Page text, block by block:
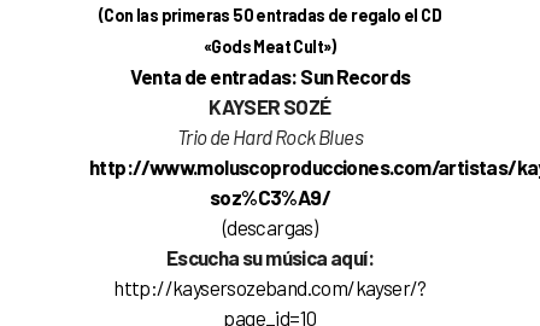
(Con las primeras 50 entradas de regalo el CD
«Gods Meat Cult»)
Venta de entradas: Sun Records
KAYSER SOZÉ
Trio de Hard Rock Blues
http://www.moluscoproducciones.com/artistas/
soz%C3%A9/
(descargas)
Escucha su música aquí:
http://kaysersozeband.com/kayser/?
page_id=10